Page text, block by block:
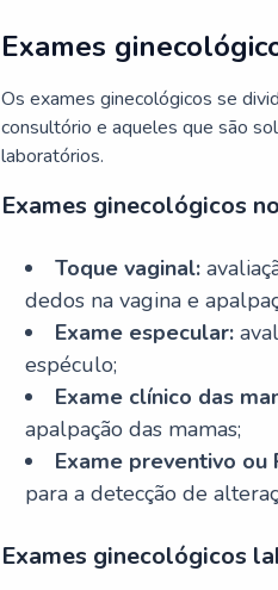
Exames
Os exames ginecológicos se
consultório e aqueles que são
laboratórios.
Exames ginecológicos
Toque vaginal:
dedos na vagina e
Exame especular:
espéculo;
Exame clínico das
apalpação das mamas;
Exame preventivo ou
para a detecção de
Exames ginecológicos